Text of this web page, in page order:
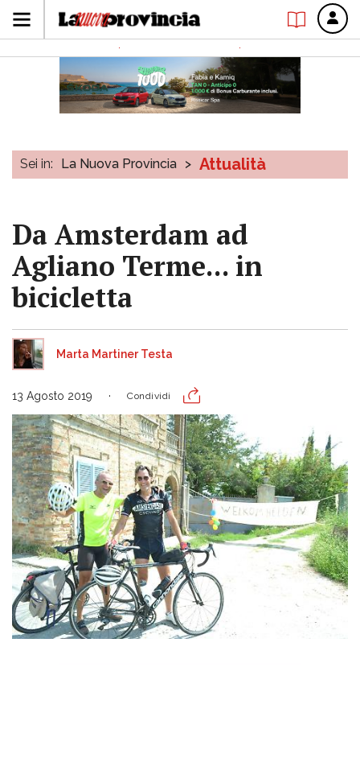
Sei in: La Nuova Provincia > Attualità
Da Amsterdam ad
Agliano Terme... in
bicicletta
Marta Martiner Testa
13 Agosto 2019 Condividi